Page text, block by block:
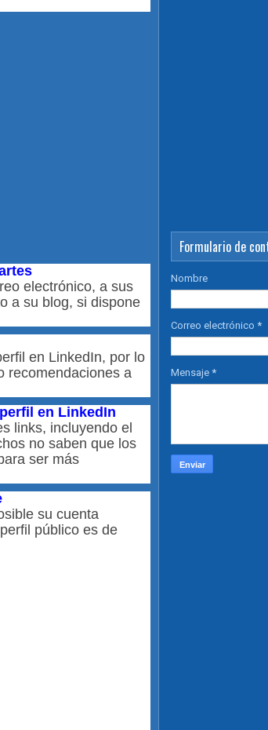
electrónico, a sus
a su blog, si dispone
en LinkedIn, por lo
recomendaciones a
en LinkedIn
links, incluyendo el
no saben que los
ser más
su cuenta
público es de
Formulario de
Nombre
Correo electrónico *
Mensaje *